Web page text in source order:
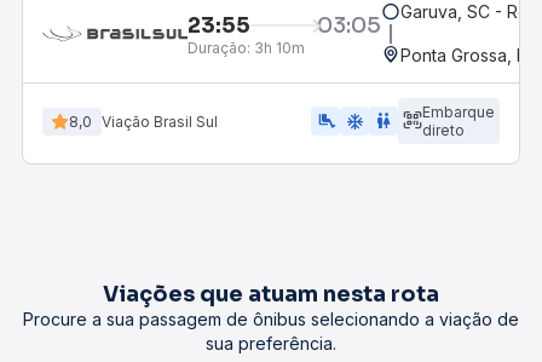
23:55 03:05
Duração: 3h 10m
Garuva, SC -
Ponta Grossa,
8,0 Viação Brasil Sul airline_seat_legroom_extra ac_unit wc
Embarque
direto
Viações que atuam nesta rota
Procure a sua passagem de ônibus selecionando a viação de
sua preferência.